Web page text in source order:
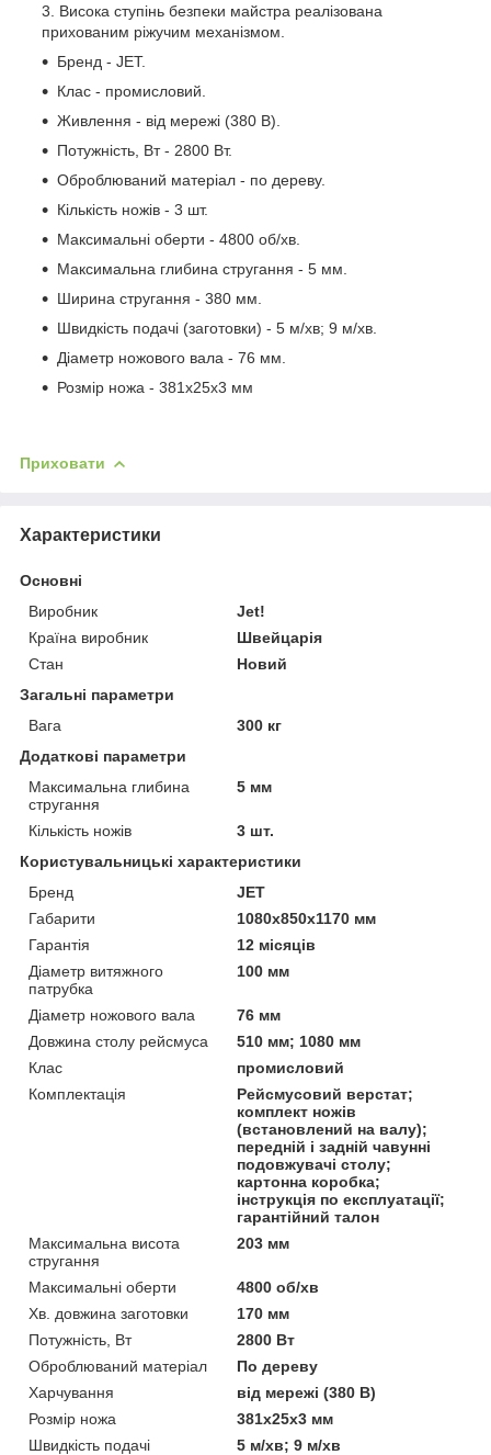
Висока ступінь безпеки майстра реалізована
прихованим ріжучим механізмом.
Бренд - JET.
Клас - промисловий.
Живлення - від мережі (380 В).
Потужність, Вт - 2800 Вт.
Оброблюваний матеріал - по дереву.
Кількість ножів - 3 шт.
Максимальні оберти - 4800 об/хв.
Максимальна глибина стругання - 5 мм.
Ширина стругання - 380 мм.
Швидкість подачі (заготовки) - 5 м/хв; 9 м/хв.
Діаметр ножового вала - 76 мм.
Розмір ножа - 381х25х3 мм
Приховати
Характеристики
Основні
Виробник
Jet!
Країна виробник
Швейцарія
Стан
Новий
Загальні параметри
Вага
300 кг
Додаткові параметри
Максимальна глибина
стругання
5 мм
Кількість ножів
3 шт.
Користувальницькі характеристики
Бренд
JET
Габарити
1080х850х1170 мм
Гарантія
12 місяців
Діаметр витяжного
патрубка
100 мм
Діаметр ножового вала
76 мм
Довжина столу рейсмуса
510 мм; 1080 мм
Клас
промисловий
Комплектація
Рейсмусовий верстат;
комплект ножів
(встановлений на валу);
передній і задній чавунні
подовжувачі столу;
картонна коробка;
інструкція по експлуатації;
гарантійний талон
Максимальна висота
стругання
203 мм
Максимальні оберти
4800 об/хв
Хв. довжина заготовки
170 мм
Потужність, Вт
2800 Вт
Оброблюваний матеріал
По дереву
Харчування
від мережі (380 В)
Розмір ножа
381х25х3 мм
Швидкість подачі
5 м/хв; 9 м/хв